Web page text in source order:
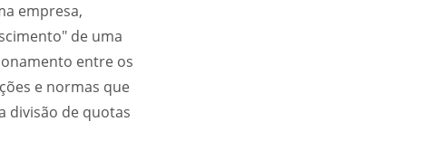
empresa,
de uma
entre os
e normas que
divisão de quotas